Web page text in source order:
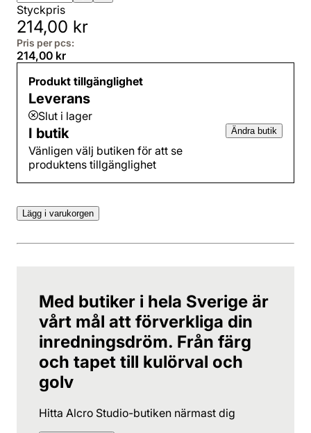
Styckpris
214,00 kr
Pris per pcs:
214,00 kr
Produkt tillgänglighet
Leverans
Slut i lager
I butik
Vänligen välj butiken för att se
produktens tillgänglighet
Ändra butik
Lägg i varukorgen
Med butiker i hela Sverige är
vårt mål att förverkliga din
inredningsdröm. Från färg
och tapet till kulörval och
golv
Hitta Alcro Studio-butiken närmast dig